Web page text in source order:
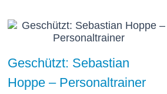
Geschützt: Sebastian
Hoppe – Personaltrainer